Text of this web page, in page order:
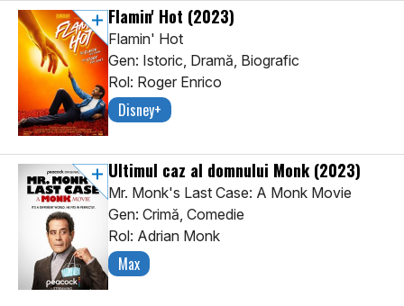
Flamin' Hot (2023)
Flamin' Hot
Gen: Istoric, Dramă, Biografic
Rol: Roger Enrico
Disney+
Ultimul caz al domnului Monk (2023)
Mr. Monk's Last Case: A Monk Movie
Gen: Crimă, Comedie
Rol: Adrian Monk
Max